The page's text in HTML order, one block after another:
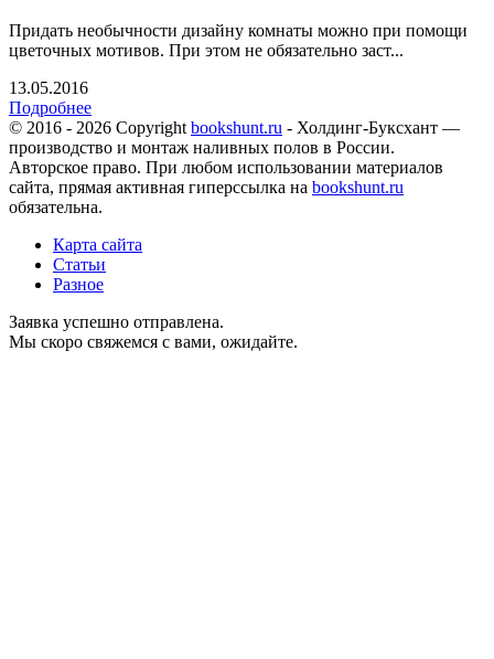
Придать необычности дизайну комнаты можно при помощи
цветочных мотивов. При этом не обязательно заст...
13.05.2016
Подробнее
© 2016 - 2026 Copyright bookshunt.ru - Холдинг-Буксхант —
производство и монтаж наливных полов в России.
Авторское право. При любом использовании материалов
сайта, прямая активная гиперссылка на bookshunt.ru
обязательна.
Карта сайта
Статьи
Разное
Заявка успешно отправлена.
Мы скоро свяжемся с вами, ожидайте.